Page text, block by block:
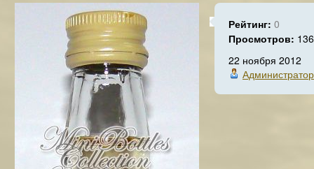
Рейтинг: 0
Просмотров:
22 ноября 2012
Администратор